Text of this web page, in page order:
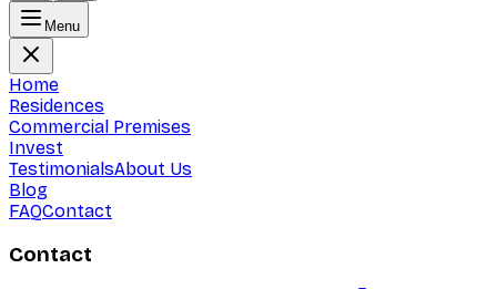
Menu
Home
Residences
Commercial Premises
Invest
TestimonialsAbout Us
Blog
FAQContact
Contact